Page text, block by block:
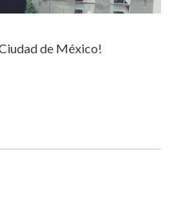
de México!